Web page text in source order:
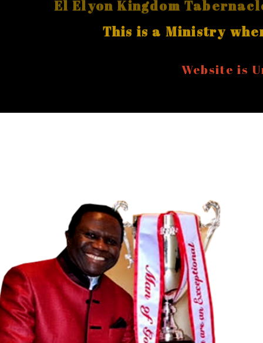
El Elyon Kingdom
This is a Ministry
Website is